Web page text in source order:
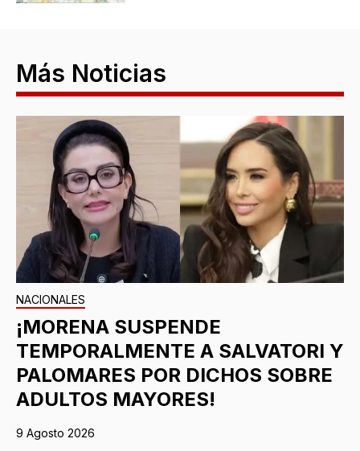
Más Noticias
NACIONALES
¡MORENA SUSPENDE
TEMPORALMENTE A SALVATORI Y
PALOMARES POR DICHOS SOBRE
ADULTOS MAYORES!
9 Agosto 2026